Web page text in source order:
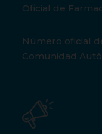
Oficial de
Número oficial
Comunidad